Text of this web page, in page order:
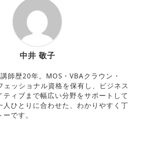
中井 敬子
師歴20年。MOS・VBAクラウン・
ッショナル資格を保有し、ビジネス
ティブまで幅広い分野をサポートして
人ひとりに合わせた、わかりやすく丁
です。